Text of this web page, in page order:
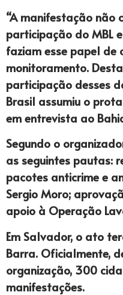
“A manifestação não
participação do MBL
faziam esse papel de
monitoramento.
participação desses
Brasil assumiu o
em entrevista ao
Segundo o
as seguintes pautas:
pacotes anticrime e
Sergio Moro;
apoio à Operação
Em Salvador, o ato
Barra. Oficialmente,
organização, 300
manifestações.